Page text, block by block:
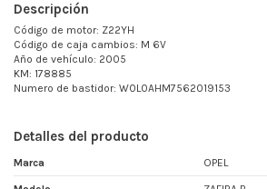
Descripción
Código de motor: Z22YH
Código de caja cambios: M 6V
Año de vehículo: 2005
KM: 178885
Numero de bastidor: W0L0AHM7562019153
Detalles del producto
Marca OPEL